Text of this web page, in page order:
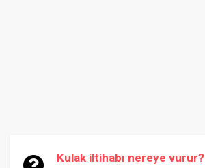
Kulak iltihabı nereye vurur?